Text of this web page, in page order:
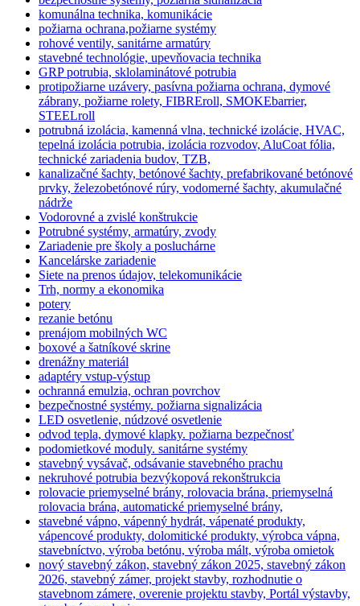
komunálna technika, komunikácie
požiarna ochrana,požiarne systémy
rohové ventily, sanitárne armatúry
stavebné technológie, upevňovacia technika
GRP potrubia, sklolaminátové potrubia
protipožiarne uzávery, pasívna požiarna ochrana, dymové
zábrany, požiarne rolety, FIBREroll, SMOKEbarrier,
STEELroll
potrubná izolácia, kamenná vlna, technické izolácie, HVAC,
tepelná izolácia potrubia, izolácia rozvodov, AluCoat fólia,
technické zariadenia budov, TZB,
kanalizačné šachty, betónové šachty, prefabrikované betónové
prvky, železobetónové rúry, vodomerné šachty, akumulačné
nádrže
Vodorovné a zvislé konštrukcie
Potrubné systémy, armatúry, zvody
Zariadenie pre školy a posluchárne
Kancelárske zariadenie
Siete na prenos údajov, telekomunikácie
Trh, normy a ekonomika
potery
rezanie betónu
prenájom mobilných WC
boxové a šatníkové skrine
drenážny materiál
adaptéry vstup-výstup
ochranná emulzia, ochran povrchov
bezpečnostné systémy. požiarna signalizácia
LED osvetlenie, núdzové osvetlenie
odvod tepla, dymové klapky. požiarna bezpečnosť
podomietkové moduly. sanitárne systémy
stavebný vysávač, odsávanie stavebného prachu
nekruhové potrubia bezvýkopová rekonštrukcia
rolovacie priemyselné brány, rolovacia brána, priemyselná
rolovacia brána, automatické priemyselné brány,
stavebné vápno, vápenný hydrát, vápenaté produkty,
vápencové produkty, dolomitické produkty, výrobca vápna,
stavebníctvo, výroba betónu, výroba mált, výroba omietok
nový stavebný zákon, stavebný zákon 2025, stavebný zákon
2026, stavebný zámer, projekt stavby, rozhodnutie o
stavebnom zámere, overenie projektu stavby, Portál výstavby,